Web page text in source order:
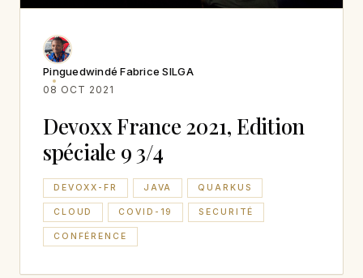
Pinguedwindé Fabrice SILGA
08 OCT 2021
Devoxx France 2021, Edition
spéciale 9 3/4
DEVOXX-FR JAVA QUARKUS
CLOUD COVID-19 SECURITÉ
CONFÉRENCE